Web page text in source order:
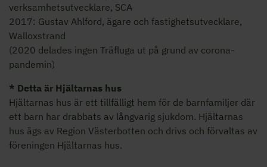
verksamhetsutvecklare, SCA
2017: Gustav Ahlford, ägare och fastighetsutvecklare,
Walloxstrand
(2020 delades ingen Träfluga ut på grund av corona-
pandemin)
* Detta är Hjältarnas hus
Hjältarnas hus är ett tillfälligt hem för de barnfamiljer där
ett barn har drabbats av långvarig sjukdom. Hjältarnas
hus ägs av Region Västerbotten och drivs och förvaltas av
föreningen Hjältarnas hus.